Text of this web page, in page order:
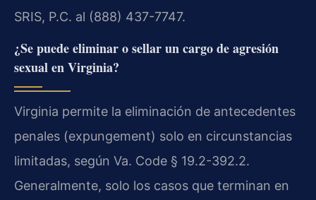
SRIS, P.C. al (888) 437-7747.
¿Se puede eliminar o sellar un cargo de agresión
sexual en Virginia?
Virginia permite la eliminación de antecedentes
penales (expungement) solo en circunstancias
limitadas, según Va. Code § 19.2-392.2.
Generalmente, solo los casos que terminan en